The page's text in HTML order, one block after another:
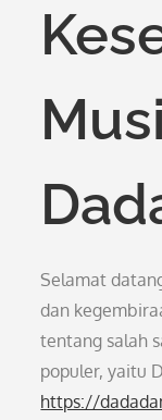
Selamat
dan
tentang salah
populer, yaitu
https://